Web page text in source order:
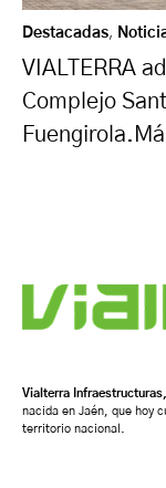
Destacadas,
VIALTERRA
Complejo
Vialterra
nacida en Jaén, que hoy
territorio nacional.